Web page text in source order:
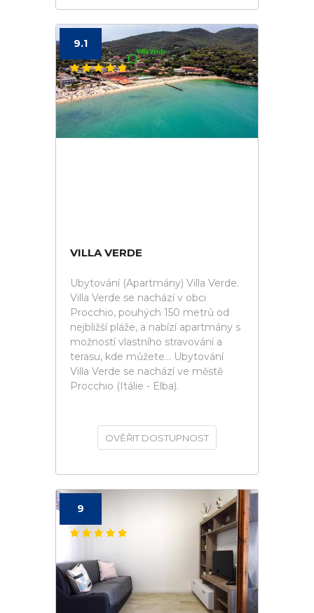
9.1
VILLA VERDE
Ubytování (Apartmány) Villa Verde.
Villa Verde se nachází v obci
Procchio, pouhých 150 metrů od
nejbližší pláže, a nabízí apartmány s
možností vlastního stravování a
terasu, kde můžete... Ubytování
Villa Verde se nachází ve městě
Procchio (Itálie - Elba).
OVĚŘIT DOSTUPNOST
9